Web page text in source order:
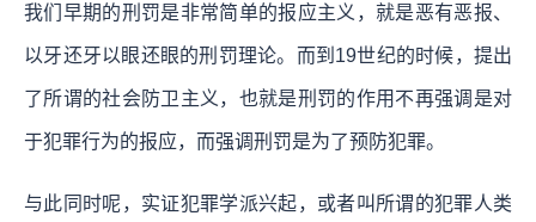
我们早期的刑罚是非常简单的报应主义，就是恶有恶报、
以牙还牙以眼还眼的刑罚理论。而到19世纪的时候，提出
了所谓的社会防卫主义，也就是刑罚的作用不再强调是对
于犯罪行为的报应，而强调刑罚是为了预防犯罪。
与此同时呢，实证犯罪学派兴起，或者叫所谓的犯罪人类